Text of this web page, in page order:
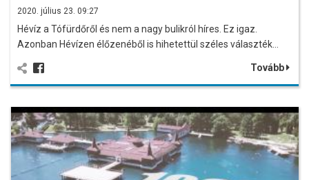
2020. július 23. 09:27
Hévíz a Tófürdőről és nem a nagy bulikról híres. Ez igaz.
Azonban Hévízen élőzenéből is hihetettül széles választék…
Tovább